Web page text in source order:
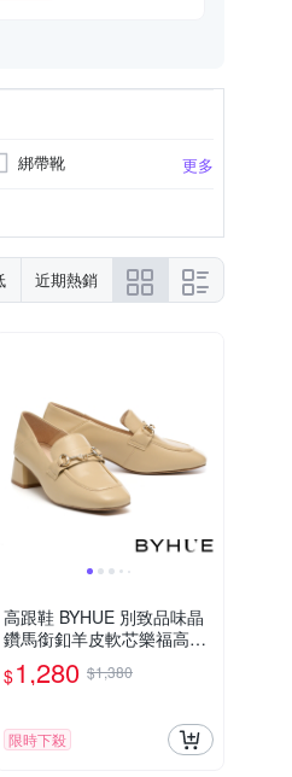
更多
綁帶靴
近期熱銷
高跟鞋 BYHUE 別致品味晶
鑽馬銜釦羊皮軟芯樂福高跟
鞋－杏
$1,280 $1,380
限時下殺